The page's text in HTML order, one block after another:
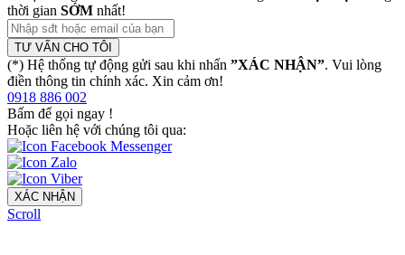
thời gian SỚM nhất!
TƯ VẤN CHO TÔI
(*) Hệ thống tự động gửi sau khi nhấn ”XÁC NHẬN”. Vui lòng
điền thông tin chính xác. Xin cảm ơn!
0918 886 002
Bấm để gọi ngay !
Hoặc liên hệ với chúng tôi qua:
XÁC NHẬN
Scroll